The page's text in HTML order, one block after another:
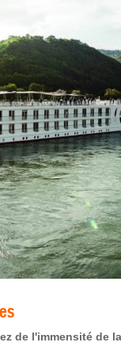
de l'immensité de